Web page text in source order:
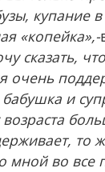
купание
«копейка»,-
сказать,
очень
и
то
мной во все